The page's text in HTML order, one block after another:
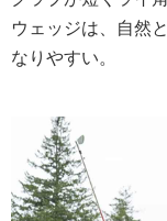
ウェッジは、自然
なりやすい。